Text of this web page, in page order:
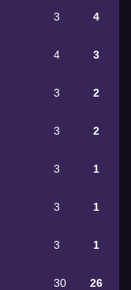
3 4
4 3
3 2
3 2
3 1
3 1
3 1
30 26